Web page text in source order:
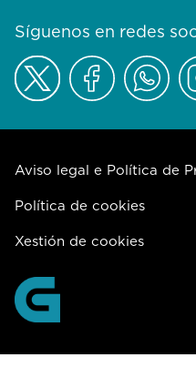
Síguenos en redes
Aviso legal e Política de
Política de cookies
Xestión de cookies